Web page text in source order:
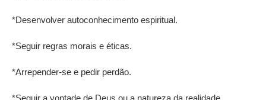
*Desenvolver autoconhecimento espiritual.
*Seguir regras morais e éticas.
*Arrepender-se e pedir perdão.